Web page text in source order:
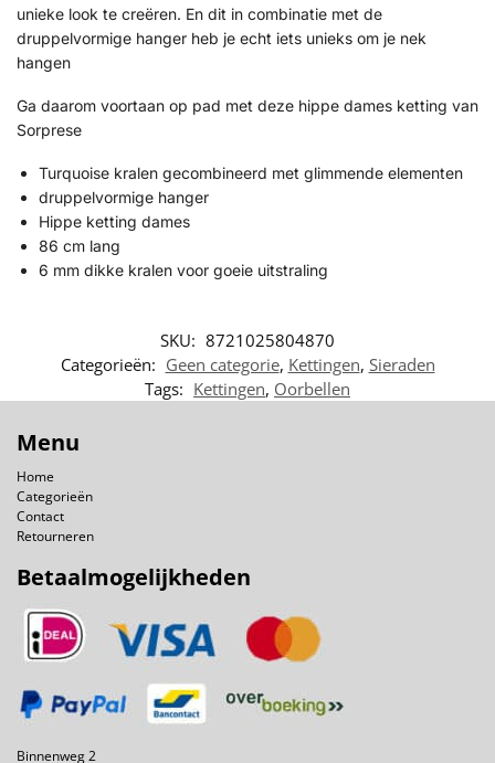
unieke look te creëren. En dit in combinatie met de
druppelvormige hanger heb je echt iets unieks om je nek
hangen
Ga daarom voortaan op pad met deze hippe dames ketting van
Sorprese
Turquoise kralen gecombineerd met glimmende elementen
druppelvormige hanger
Hippe ketting dames
86 cm lang
6 mm dikke kralen voor goeie uitstraling
SKU: 8721025804870
Categorieën: Geen categorie, Kettingen, Sieraden
Tags: Kettingen, Oorbellen
Menu
Home
Categorieën
Contact
Retourneren
Betaalmogelijkheden
Binnenweg 2